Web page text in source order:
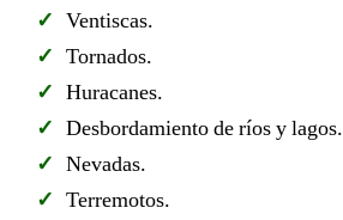
Ventiscas.
Tornados.
Huracanes.
Desbordamiento de ríos y lagos.
Nevadas.
Terremotos.